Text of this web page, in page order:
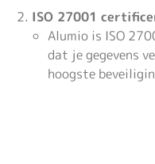
ISO 27001
Alumio is ISO
dat je gegevens
hoogste